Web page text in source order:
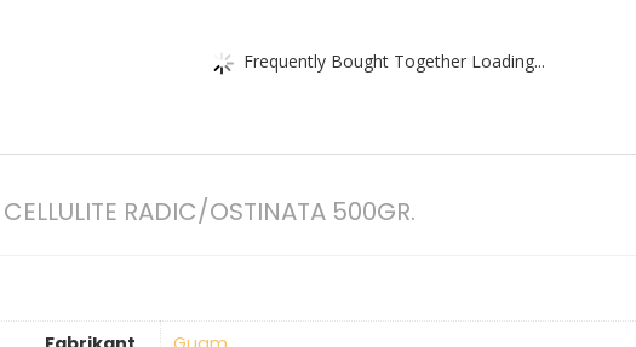
Frequently Bought Together Loading...
RADIC/OSTINATA 500GR.